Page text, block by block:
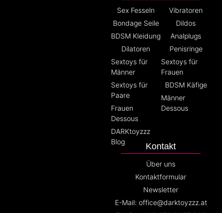
Sex Fesseln
Bondage Seile
BDSM Kleidung
Dilatoren
Sextoys für
Männer
Sextoys für
Paare
Frauen
Dessous
DARKtoyzzz
Blog
Vibratoren
Dildos
Analplugs
Penisringe
Sextoys für
Frauen
BDSM Käfige
Männer
Dessous
Kontakt
Über uns
Kontaktformular
Newsletter
E-Mail: office@darktoyzzz.at